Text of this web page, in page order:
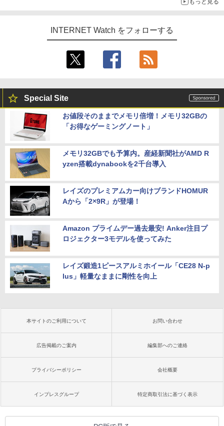
もっと見る
INTERNET Watch をフォローする
Special Site
お値段そのままでメモリ倍増！メモリ32GBの
「お得なゲーミングノート」
メモリ32GBでも予算内。産経新聞社がAMD R
yzen搭載dynabookを2千台導入
レイズのプレミアムカー向けブランドHOMUR
Aから「2×9R」が登場！
Amazon プライムデー過去最安! Anker注目プ
ロジェクター3モデルを使ってみた
レイズ鍛造1ピースアルミホイール「CE28 N-p
lus」軽量なままに剛性を向上
本サイトのご利用について お問い合わせ
広告掲載のご案内 編集部へのご連絡
プライバシーポリシー 会社概要
インプレスグループ 特定商取引法に基づく表示